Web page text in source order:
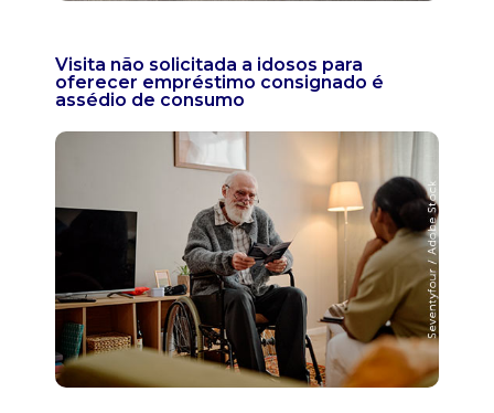
Visita não solicitada a idosos para
oferecer empréstimo consignado é
assédio de consumo